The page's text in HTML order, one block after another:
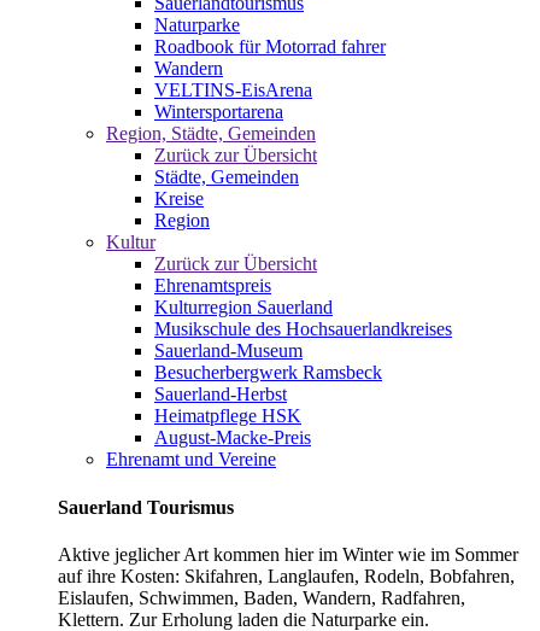
Naturparke
Roadbook für Motorrad fahrer
Wandern
VELTINS-EisArena
Wintersportarena
Region, Städte, Gemeinden
Zurück zur Übersicht
Städte, Gemeinden
Kreise
Region
Kultur
Zurück zur Übersicht
Ehrenamtspreis
Kulturregion Sauerland
Musikschule des Hochsauerlandkreises
Sauerland-Museum
Besucherbergwerk Ramsbeck
Sauerland-Herbst
Heimatpflege HSK
August-Macke-Preis
Ehrenamt und Vereine
Sauerland Tourismus
Aktive jeglicher Art kommen hier im Winter wie im Sommer
auf ihre Kosten: Skifahren, Langlaufen, Rodeln, Bobfahren,
Eislaufen, Schwimmen, Baden, Wandern, Radfahren,
Klettern. Zur Erholung laden die Naturparke ein.